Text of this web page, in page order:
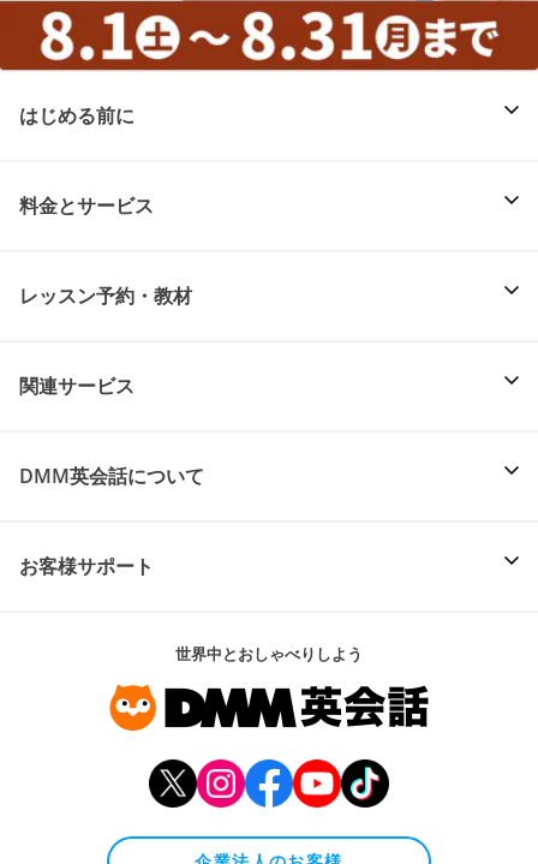
はじめる前に
料金とサービス
レッスン予約・教材
関連サービス
DMM英会話について
お客様サポート
世界中とおしゃべりしよう